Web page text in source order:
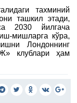
тахминий
ташкил этади,
2030 йилгача
мишларга кўра,
Лондоннинг
клублари ҳам